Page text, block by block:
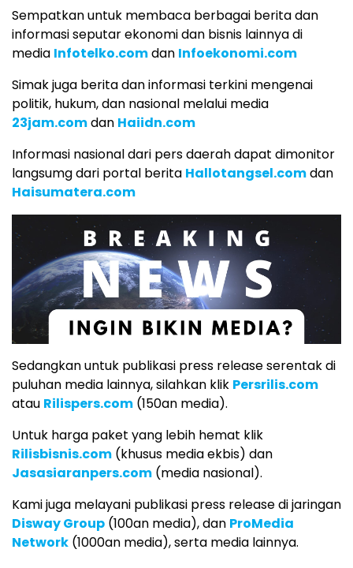
Sempatkan untuk membaca berbagai berita dan
informasi seputar ekonomi dan bisnis lainnya di
media Infotelko.comdan Infoekonomi.com
Simak juga berita dan informasi terkini mengenai
politik, hukum, dan nasional melalui media
23jam.comdan Haiidn.com
Informasi nasional dari pers daerah dapat dimonitor
langsumg dari portal berita Hallotangsel.comdan
Haisumatera.com
Sedangkan untuk publikasi press release serentak di
puluhan media lainnya, silahkan klik Persrilis.com
atau Rilispers.com (150an media).
Untuk harga paket yang lebih hemat klik
Rilisbisnis.com (khusus media ekbis) dan
Jasasiaranpers.com (media nasional).
Kami juga melayani publikasi press release di jaringan
Disway Group (100an media), dan ProMedia
Network (1000an media), serta media lainnya.